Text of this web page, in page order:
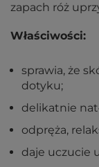
zapach róż
Właściwości:
sprawia, że
dotyku;
delikatnie
odpręża,
daje uczucie